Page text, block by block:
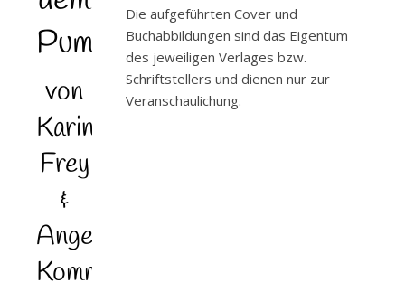
Pumpf
von
Karin
Frey
&
Angela
Kommoss
Die aufgeführten Cover und
Buchabbildungen sind das Eigentum
des jeweiligen Verlages bzw.
Schriftstellers und dienen nur zur
Veranschaulichung.